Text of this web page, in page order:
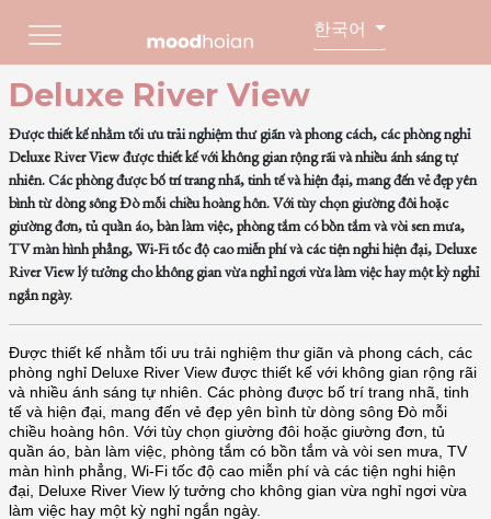
한국어
Deluxe River View
Được thiết kế nhằm tối ưu trải nghiệm thư giãn và phong cách, các phòng nghỉ
Deluxe River View được thiết kế với không gian rộng rãi và nhiều ánh sáng tự
nhiên. Các phòng được bố trí trang nhã, tinh tế và hiện đại, mang đến vẻ đẹp yên
bình từ dòng sông Đò mỗi chiều hoàng hôn. Với tùy chọn giường đôi hoặc
giường đơn, tủ quần áo, bàn làm việc, phòng tắm có bồn tắm và vòi sen mưa,
TV màn hình phẳng, Wi-Fi tốc độ cao miễn phí và các tiện nghi hiện đại, Deluxe
River View lý tưởng cho không gian vừa nghỉ ngơi vừa làm việc hay một kỳ nghỉ
ngắn ngày.